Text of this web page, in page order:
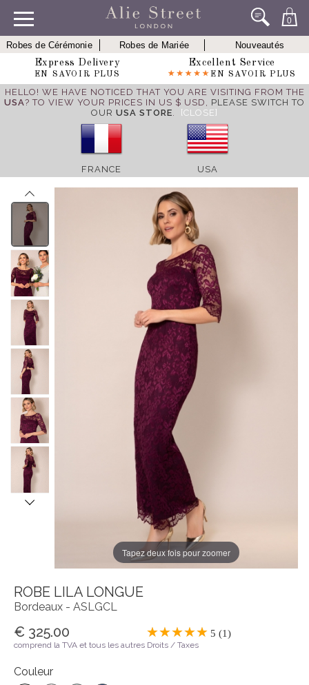
0
Robes de Cérémonie Robes de Mariée
Nouveautés
Express Delivery
EN SAVOIR PLUS
Excellent Service
EN SAVOIR PLUS
HELLO! WE HAVE NOTICED THAT YOU ARE VISITING FROM THE
USA? TO VIEW YOUR PRICES IN US $ USD, PLEASE SWITCH TO
OUR USA STORE. [CLOSE]
FRANCE USA
Tapez deux fois pour zoomer
ROBE LILA LONGUE
Bordeaux - ASLGCL
€ 325.00 5 (1)
comprend la TVA et tous les autres Droits / Taxes
Couleur